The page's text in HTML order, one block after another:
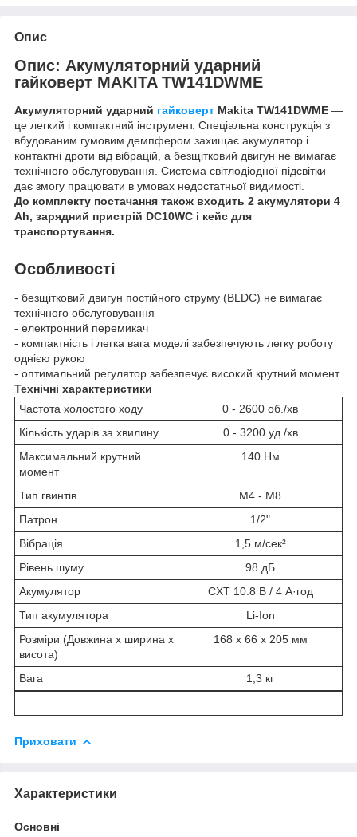
Опис
Опис: Акумуляторний ударний
гайковерт MAKITA TW141DWME
Акумуляторний ударний гайковерт Makita TW141DWME —
це легкий і компактний інструмент. Спеціальна конструкція з
вбудованим гумовим демпфером захищає акумулятор і
контактні дроти від вібрацій, а безщітковий двигун не вимагає
технічного обслуговування. Система світлодіодної підсвітки
дає змогу працювати в умовах недостатньої видимості.
До комплекту постачання також входить 2 акумулятори 4
Аh, зарядний пристрій DC10WC і кейс для
транспортування.
Особливості
- безщітковий двигун постійного струму (BLDC) не вимагає
технічного обслуговування
- електронний перемикач
- компактність і легка вага моделі забезпечують легку роботу
однією рукою
- оптимальний регулятор забезпечує високий крутний момент
Технічні характеристики
Частота холостого ходу
0 - 2600 об./хв
Кількість ударів за хвилину
0 - 3200 уд./хв
Максимальний крутний
момент
140 Нм
Тип гвинтів
M4 - M8
Патрон
1/2"
Вібрація
1,5 м/сек²
Рівень шуму
98 дБ
Акумулятор
CXT 10.8 В / 4 А·год
Тип акумулятора
Li-Ion
Розміри (Довжина х ширина х
висота)
168 х 66 х 205 мм
Вага 1,3 кг
Приховати
Характеристики
Основні